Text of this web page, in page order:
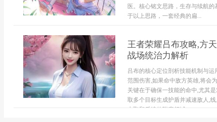
医。核心铭文思路，生存与续航
于以上思路，一套经典的扁...
王者荣耀吕布攻略,方
战场统治力解析
吕布的核心定位剖析技能机制与
范围伤害,如果命中敌方英雄,将会
关键在于确保一技能的命中,尤其
取多个目标生成护盾并减速敌人,
击飞和后续的附魔领域...